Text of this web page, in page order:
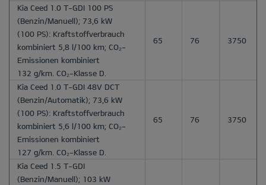
Kia Ceed 1.0 T-GDI 100 PS
(Benzin/Manuell); 73,6 kW
(100 PS): Kraftstoffverbrauch
kombiniert 5,8 l/100 km; CO₂-
Emissionen kombiniert
132 g/km. CO₂-Klasse D.
65 76 3750
Kia Ceed 1.0 T-GDI 48V DCT
(Benzin/Automatik); 73,6 kW
(100 PS): Kraftstoffverbrauch
kombiniert 5,6 l/100 km; CO₂-
Emissionen kombiniert
127 g/km. CO₂-Klasse D.
65 76 3750
Kia Ceed 1.5 T-GDI
(Benzin/Manuell); 103 kW